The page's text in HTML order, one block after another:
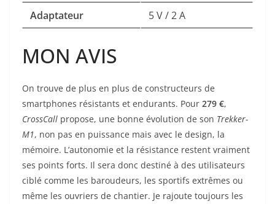
Adaptateur
5 V / 2 A
MON AVIS
On trouve de plus en plus de constructeurs de
smartphones résistants et endurants. Pour 279 €,
CrossCall propose, une bonne évolution de son Trekker-
M1, non pas en puissance mais avec le design, la
mémoire. L’autonomie et la résistance restent vraiment
ses points forts. Il sera donc destiné à des utilisateurs
ciblé comme les baroudeurs, les sportifs extrêmes ou
même les ouvriers de chantier. Je rajoute toujours les